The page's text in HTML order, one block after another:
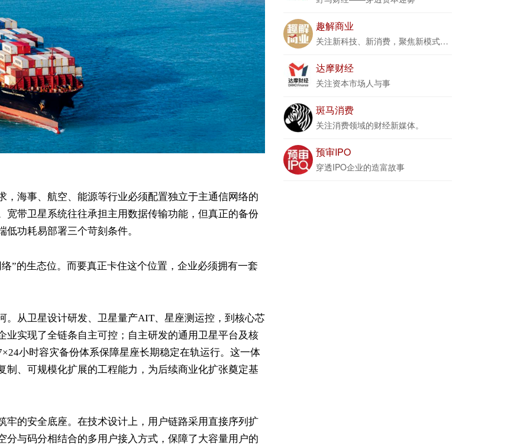
海事、航空、能源等行业必须配置独立于主通信网络的
宽带卫星系统往往承担主用数据传输功能，但真正的备份
功耗易部署三个苛刻条件。
”的生态位。而要真正卡住这个位置，企业必须拥有一套
。从卫星设计研发、卫星量产AIT、星座测运控，到核心芯
业实现了全链条自主可控；自主研发的通用卫星平台及核
小时容灾备份体系保障星座长期稳定在轨运行。这一体
、可规模化扩展的工程能力，为后续商业化扩张奠定基
牢的安全底座。在技术设计上，用户链路采用直接序列扩
与码分相结合的多用户接入方式，保障了大容量用户的
趣解商业
关注新科技、新消费，聚焦新模式、新商业
达摩财经
关注资本市场人与事
斑马消费
关注消费领域的财经新媒体。
预审IPO
穿透IPO企业的造富故事